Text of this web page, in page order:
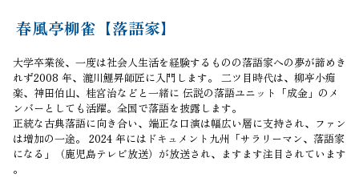
春風亭柳雀【落語家】
大学卒業後、一度は社会人生活を経験するものの落語家への夢が諦めき
れず2008 年、瀧川鯉昇師匠に入門します。 二ツ目時代は、柳亭小痴
楽、神田伯山、桂宮治などと一緒に 伝説の落語ユニット「成金」のメ
ンバーとしても活躍。全国で落語を披露します。
正統な古典落語に向き合い、端正な口演は幅広い層に支持され、ファン
は増加の一途。 2024 年にはドキュメント九州「サラリーマン、落語家
になる」（鹿児島テレビ放送）が放送され、ますます注目されています
。